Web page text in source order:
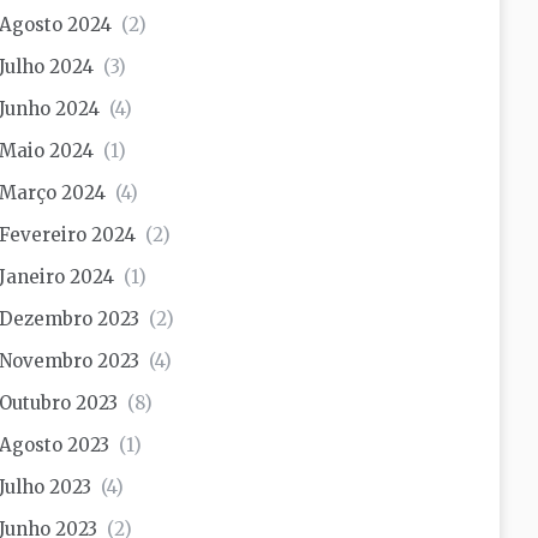
Agosto 2024 (2)
Julho 2024 (3)
Junho 2024 (4)
Maio 2024 (1)
Março 2024 (4)
Fevereiro 2024 (2)
Janeiro 2024 (1)
Dezembro 2023 (2)
Novembro 2023 (4)
Outubro 2023 (8)
Agosto 2023 (1)
Julho 2023 (4)
Junho 2023 (2)